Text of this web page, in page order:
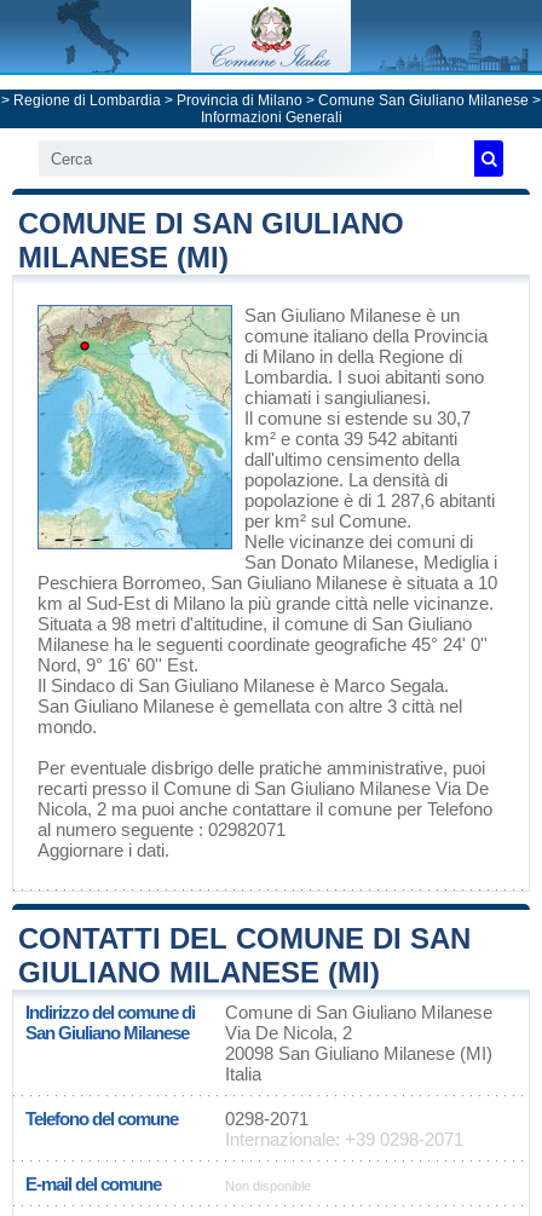
> Regione di Lombardia > Provincia di Milano > Comune San Giuliano Milanese >
Informazioni Generali
COMUNE DI SAN GIULIANO
MILANESE (MI)
San Giuliano Milanese è un
comune italiano della Provincia
di Milano in della Regione di
Lombardia. I suoi abitanti sono
chiamati i sangiulianesi.
Il comune si estende su 30,7
km² e conta 39 542 abitanti
dall'ultimo censimento della
popolazione. La densità di
popolazione è di 1 287,6 abitanti
per km² sul Comune.
Nelle vicinanze dei comuni di
San Donato Milanese, Mediglia i
Peschiera Borromeo, San Giuliano Milanese è situata a 10
km al Sud-Est di Milano la più grande città nelle vicinanze.
Situata a 98 metri d'altitudine, il comune di San Giuliano
Milanese ha le seguenti coordinate geografiche 45° 24' 0''
Nord, 9° 16' 60'' Est.
Il Sindaco di San Giuliano Milanese è Marco Segala.
San Giuliano Milanese è gemellata con altre 3 città nel
mondo.
Per eventuale disbrigo delle pratiche amministrative, puoi
recarti presso il Comune di San Giuliano Milanese Via De
Nicola, 2 ma puoi anche contattare il comune per Telefono
al numero seguente : 02982071
Aggiornare i dati.
CONTATTI DEL COMUNE DI SAN
GIULIANO MILANESE (MI)
Indirizzo del comune di
San Giuliano Milanese
Comune di San Giuliano Milanese
Via De Nicola, 2
20098 San Giuliano Milanese (MI)
Italia
Telefono del comune
0298-2071
Internazionale: +39 0298-2071
E-mail del comune Non disponible